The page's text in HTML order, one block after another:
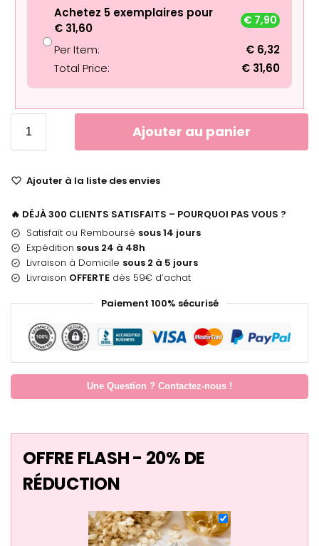
Achetez 5 exemplaires pour
€ 31,60
€ 7,90
Per Item: € 6,32
Total Price:
€ 31,60
Ajouter au panier
Ajouter à la liste des envies
🔥 DÉJÀ 300 CLIENTS SATISFAITS – POURQUOI PAS VOUS ?
Satisfait ou Remboursé sous 14 jours
Expédition sous 24 à 48h
Livraison à Domicile sous 2 à 5 jours
Livraison OFFERTE dès 59€ d’achat
Paiement 100% sécurisé
Une Question ? Contactez-nous !
OFFRE FLASH - 20% DE
RÉDUCTION